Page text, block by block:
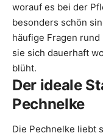
worauf es bei der
besonders schön
häufige Fragen
sie sich dauerhaft
blüht.
Der ideale
Pechnelke
Die Pechnelke liebt